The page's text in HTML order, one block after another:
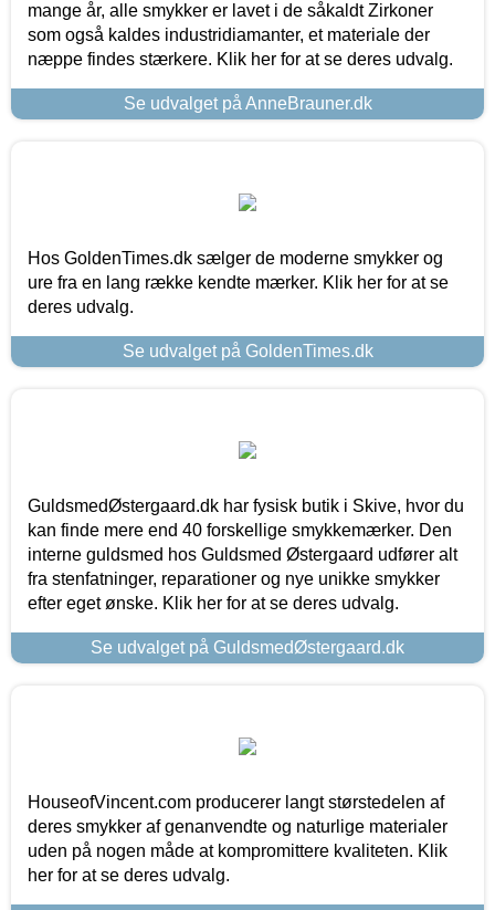
mange år, alle smykker er lavet i de såkaldt Zirkoner
som også kaldes industridiamanter, et materiale der
næppe findes stærkere. Klik her for at se deres udvalg.
Se udvalget på AnneBrauner.dk
Hos GoldenTimes.dk sælger de moderne smykker og
ure fra en lang række kendte mærker. Klik her for at se
deres udvalg.
Se udvalget på GoldenTimes.dk
GuldsmedØstergaard.dk har fysisk butik i Skive, hvor du
kan finde mere end 40 forskellige smykkemærker. Den
interne guldsmed hos Guldsmed Østergaard udfører alt
fra stenfatninger, reparationer og nye unikke smykker
efter eget ønske. Klik her for at se deres udvalg.
Se udvalget på GuldsmedØstergaard.dk
HouseofVincent.com producerer langt størstedelen af
deres smykker af genanvendte og naturlige materialer
uden på nogen måde at kompromittere kvaliteten. Klik
her for at se deres udvalg.